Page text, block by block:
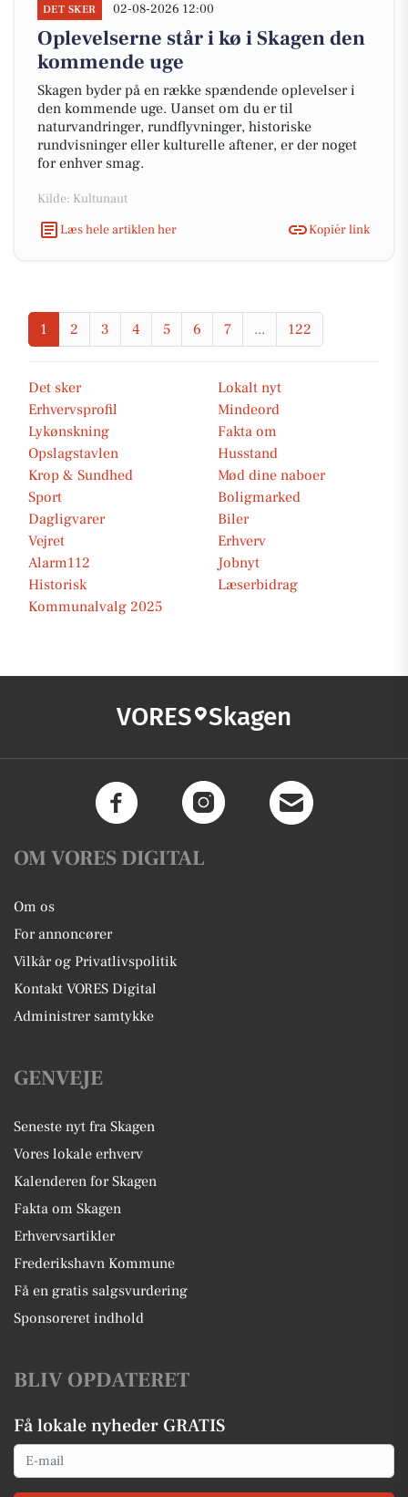
DET SKER 02-08-2026 12:00
Oplevelserne står i kø i Skagen den
kommende uge
Skagen byder på en række spændende oplevelser i
den kommende uge. Uanset om du er til
naturvandringer, rundflyvninger, historiske
rundvisninger eller kulturelle aftener, er der noget
for enhver smag.
Kilde: Kultunaut
Læs hele artiklen her
Kopiér link
1 2 3 4 5 6 7 ... 122
Det sker
Lokalt nyt
Erhvervsprofil
Mindeord
Lykønskning
Fakta om
Opslagstavlen
Husstand
Krop & Sundhed
Mød dine naboer
Sport
Boligmarked
Dagligvarer
Biler
Vejret
Erhverv
Alarm112
Jobnyt
Historisk
Læserbidrag
Kommunalvalg 2025
VORES Skagen
OM VORES DIGITAL
Om os
For annoncører
Vilkår og Privatlivspolitik
Kontakt VORES Digital
Administrer samtykke
GENVEJE
Seneste nyt fra Skagen
Vores lokale erhverv
Kalenderen for Skagen
Fakta om Skagen
Erhvervsartikler
Frederikshavn Kommune
Få en gratis salgsvurdering
Sponsoreret indhold
BLIV OPDATERET
Få lokale nyheder GRATIS
Email